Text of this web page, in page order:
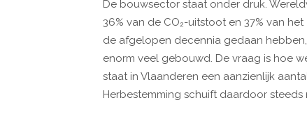
De bouwsector staat onder druk.
36% van de CO₂-uitstoot en 37% van
de afgelopen decennia gedaan
enorm veel gebouwd. De vraag is hoe
staat in Vlaanderen een aanzienlijk
Herbestemming schuift daardoor